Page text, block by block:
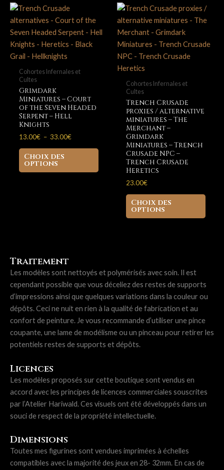
options
peuvent
être
choisies
Les
être
Cohortes Infernales et
Cultes
Grimdark
Miniatures – Court
of the Seven Headed
Serpent – Hell
Knights
13.00€ – 33.00€Plage
à
Choix des
options
Ce
a
plusieurs
variations.
sur
la
page
du
produit
Cohortes Infernales et
Cultes
Trench Crusade
proxies / alternative
miniatures – The
Merchant –
Grimdark
Miniatures – Trench
Crusade NPC –
Trench Crusade
Heretics
23.00€
Choix des
options
Ce
a
la
Traitement
Les modèles sont nettoyés et polymérisés avec soin. Il est
cependant possible que vous déceliez des restes de supports
d’impressions ainsi que quelques variations dans la couleur ou
dépôts. Ceci ne nuit en rien à la qualité de fabrication et au
confort de peinture. Je vous recommande d’utiliser une pince
coupante, une lame de modélisme ou un pinceau pour retirer les
potentiels restes de supports et dépôts.
Licences
Les modèles proposés sur cette boutique sont vendus en
accord avec les principes de licences commerciales souscrites
par l’Atelier Hariwald. Ces visuels ont été développés dans un
souci de respect de la propriété intellectuelle.
Dimensions
Toutes mes figurines sont vendues imprimées à échelles
compatibles avec la majorité des jeux en 28- 32mm. En cas de